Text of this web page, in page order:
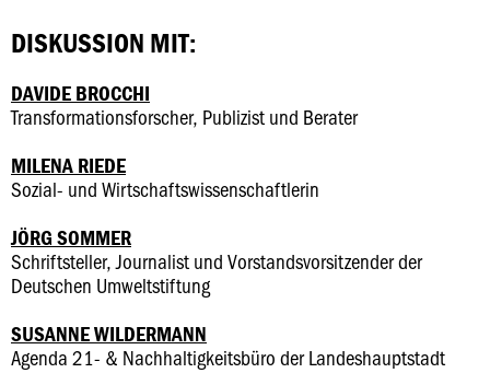
DISKUSSION MIT:
DAVIDE BROCCHI
Transformationsforscher, Publizist und Berater
MILENA RIEDE
Sozial- und Wirtschaftswissenschaftlerin
JÖRG SOMMER
Schriftsteller, Journalist und Vorstandsvorsitzender der
Deutschen Umweltstiftung
SUSANNE WILDERMANN
Agenda 21- & Nachhaltigkeitsbüro der Landeshauptstadt